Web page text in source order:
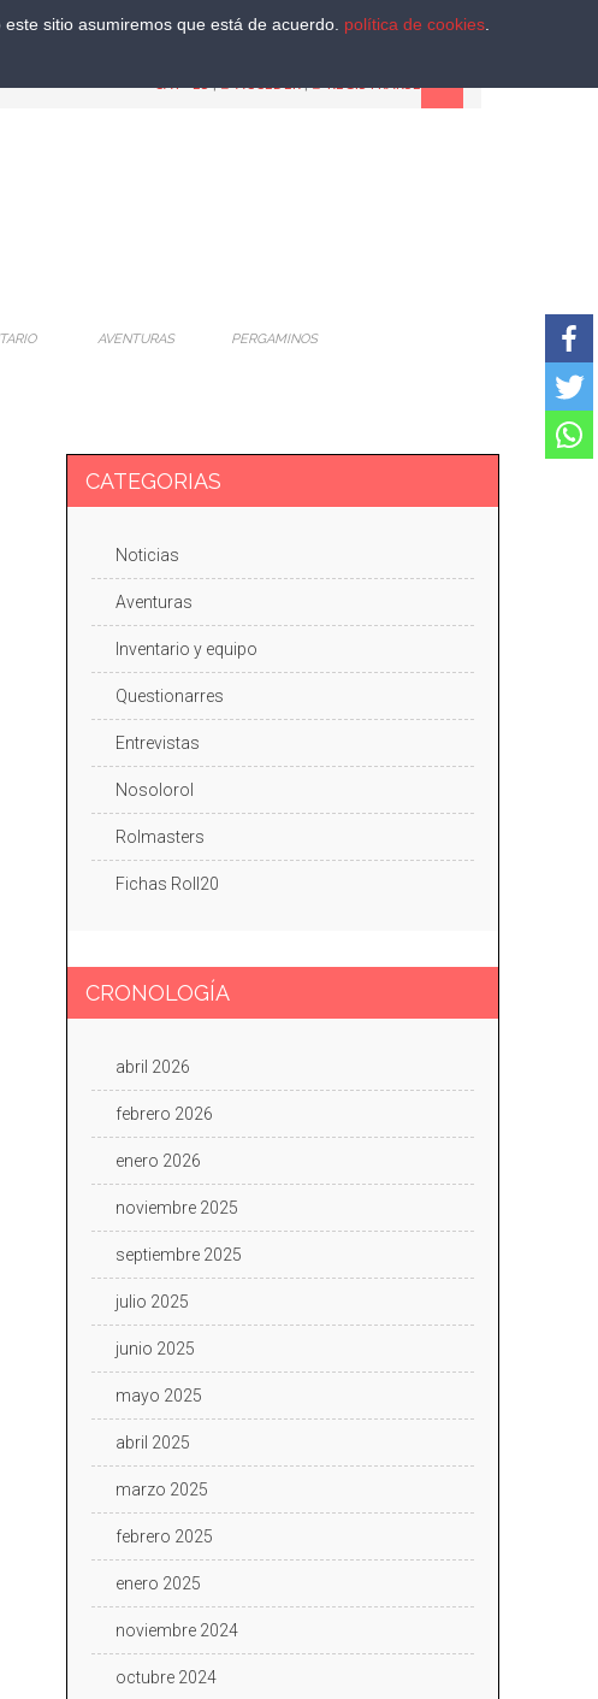
CAT-ES| ACCEDER| REGISTRARSE
AVENTURAS PERGAMINOS
CATEGORIAS
Noticias
Aventuras
Inventario y equipo
Questionarres
Entrevistas
Nosolorol
Rolmasters
Fichas Roll20
CRONOLOGÍA
abril 2026
febrero 2026
enero 2026
noviembre 2025
septiembre 2025
julio 2025
junio 2025
mayo 2025
abril 2025
marzo 2025
febrero 2025
enero 2025
noviembre 2024
octubre 2024
sitio asumiremos que está de acuerdo. política de cookies.